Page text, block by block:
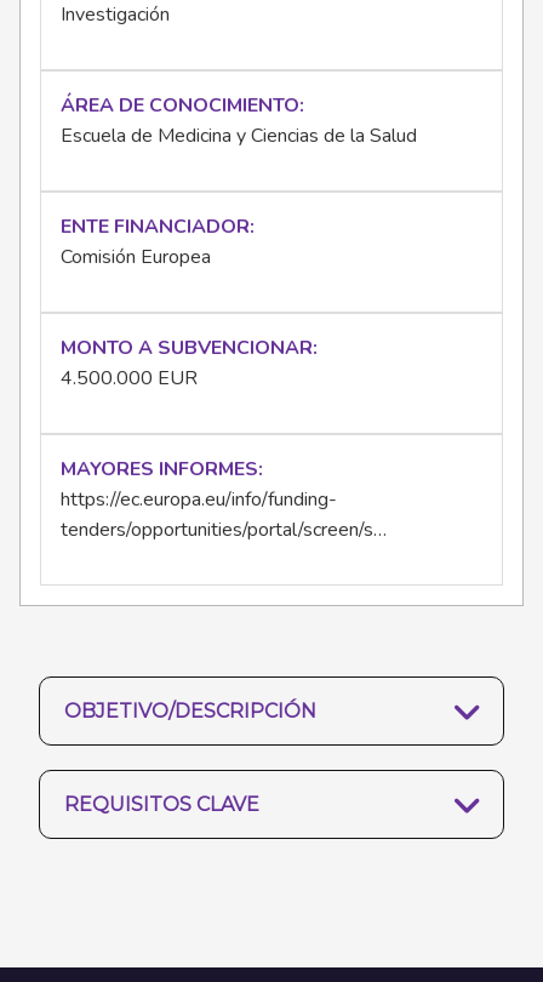
Investigación
ÁREA DE CONOCIMIENTO
Escuela de Medicina y Ciencias de la Salud
ENTE FINANCIADOR
Comisión Europea
MONTO A SUBVENCIONAR
4.500.000 EUR
MAYORES INFORMES
https://ec.europa.eu/info/funding-
tenders/opportunities/portal/screen/s…
OBJETIVO/DESCRIPCIÓN
REQUISITOS CLAVE